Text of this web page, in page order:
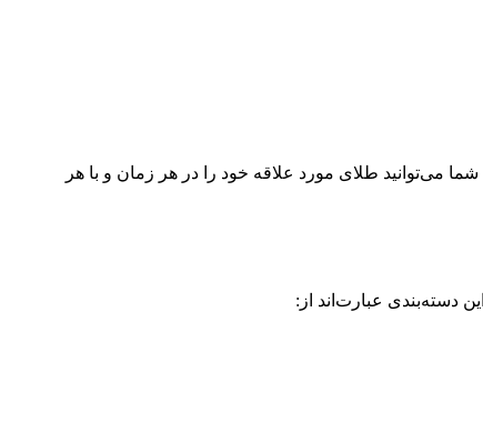
می‌توانید طلای مورد علاقه خود را در هر زمان و با هر
دسته‌بندی عبارت‌اند از: